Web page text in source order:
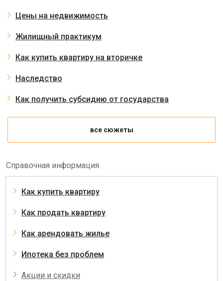
Цены на недвижимость
Жилищный практикум
Как купить квартиру на вторичке
Наследство
Как получить субсидию от государства
все сюжеты
Справочная информация
Как купить квартиру
Как продать квартиру
Как арендовать жилье
Ипотека без проблем
Акции и скидки